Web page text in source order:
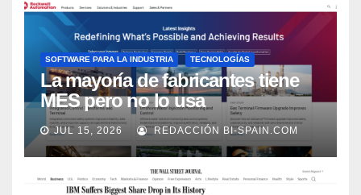
SOFTWARE PARA LA INDUSTRIA TECNOLOGÍAS
La mayoría de fabricantes tiene
MES pero no lo usa
adecuadamente, según Rockwell
Automation
JUL 15, 2026 REDACCIÓN BI-SPAIN.COM